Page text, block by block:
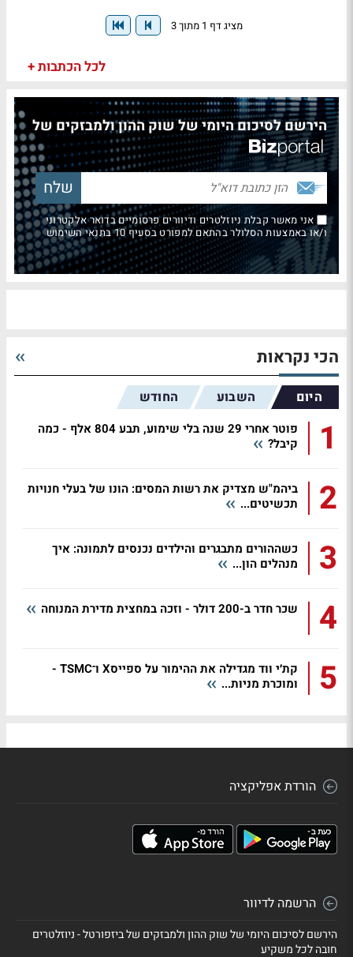
מציג דף 1 מתוך 3
לכל הכתבות +
הירשם לסיכום היומי של שוק ההון ולמבזקים של
אני מאשר קבלת ניוזלטרים ודיוורים פרסומיים בדואר אלקטרוני
ו/או באמצעות הסלולר בהתאם למפורט בסעיף 10 בתנאי השימוש
הכי נקראות
היום השבוע החודש
1
פוטר אחרי 29 שנה בלי שימוע, תבע 804 אלף - כמה
קיבל?
2
ביהמ"ש מצדיק את רשות המסים: הונו של בעלי חנויות
תכשיטים...
3
כשההורים מתבגרים והילדים נכנסים לתמונה: איך
מנהלים הון...
4 שכר חדר ב-200 דולר - וזכה במחצית מדירת המנוחה
5
קת׳י ווד מגדילה את ההימור על ספייסX ו־TSMC -
ומוכרת מניות...
הורדת אפליקציה
הרשמה לדיוור
הירשם לסיכום היומי של שוק ההון ולמבזקים של ביזפורטל - ניוזלטרים
חובה לכל משקיע